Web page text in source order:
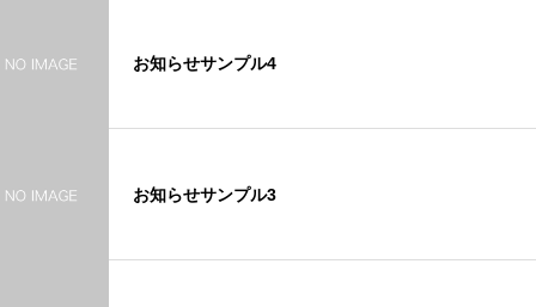
お知らせサンプル4
お知らせサンプル3